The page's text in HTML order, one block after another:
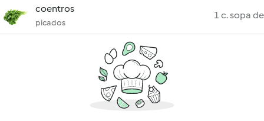
coentros
picados
1 c. sopa de